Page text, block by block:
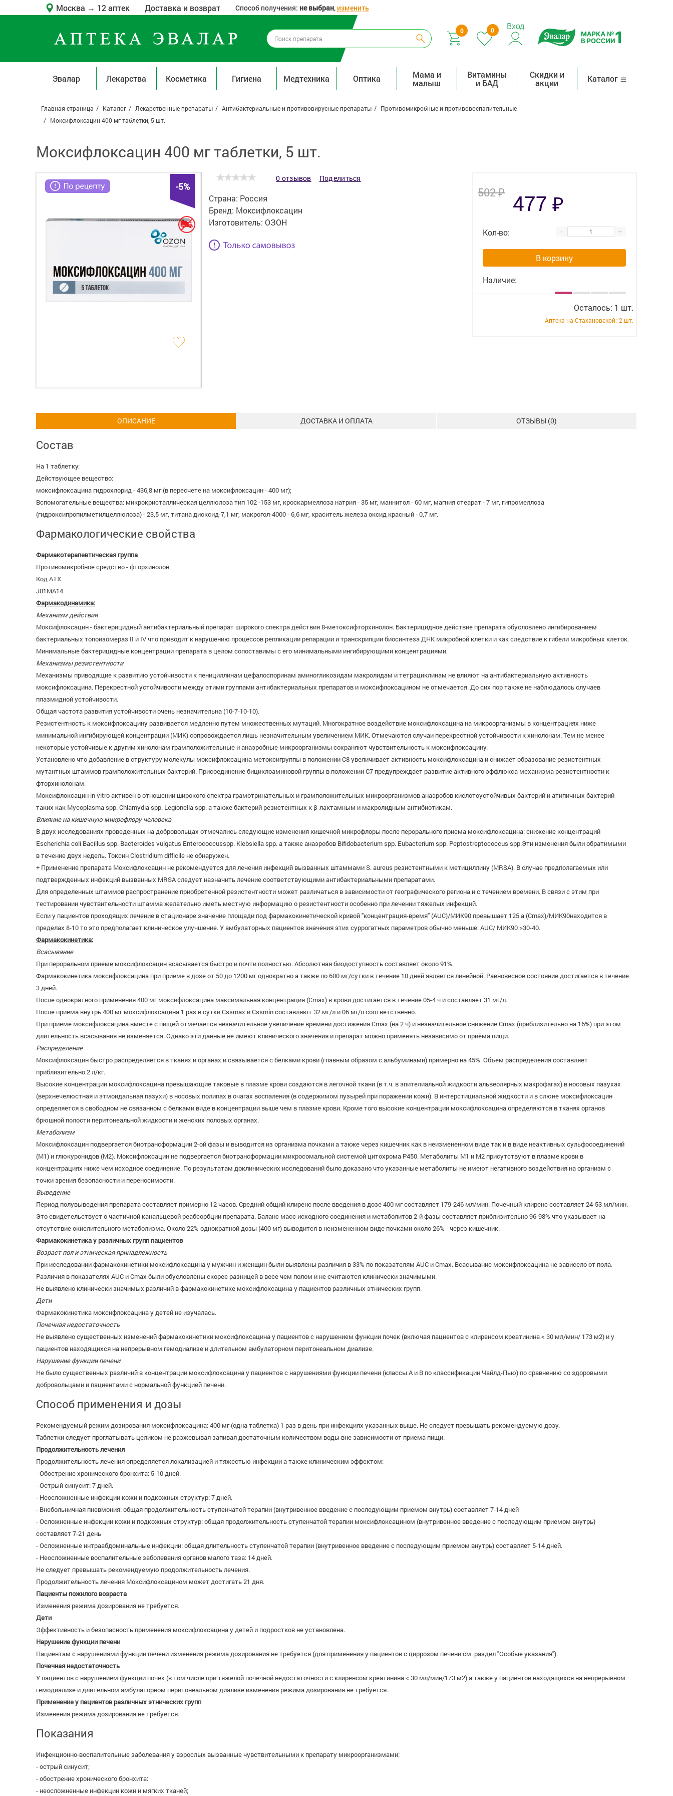
Москва → 12 аптек Доставка и возврат Способ получения: не выбран,изменить
0 0 Вход
Эвалар Лекарства Косметика Гигиена Медтехника Оптика
Мама и
малыш
Витамины
и БАД
Скидки и
акции
Каталог
Главная страница Каталог Лекарственные препараты Антибактериальные и противовирусные препараты
Противомикробные и противовоспалительные
Моксифлоксацин 400 мг таблетки, 5 шт.
Моксифлоксацин 400 мг таблетки, 5 шт.
-5%
0 отзывов Поделиться
Страна: Россия
Бренд: Моксифлоксацин
Изготовитель: ОЗОН
502₽ 477 ₽
Кол-во: - +
В корзину
Наличие:
Осталось: 1 шт.
Аптека на Стахановской: 2 шт.
ОПИСАНИЕ ДОСТАВКА И ОПЛАТА ОТЗЫВЫ (0)
Состав
На 1 таблетку:
Действующее вещество:
моксифлоксацина гидрохлорид - 436,8 мг (в пересчете на моксифлоксацин - 400 мг);
Вспомогательные вещества: микрокристаллическая целлюлоза тип 102 -153 мг, кроскармеллоза натрия - 35 мг, маннитол - 60 мг, магния стеарат - 7 мг, гипромеллоза
(гидроксипропилметилцеллюлоза) - 23,5 мг, титана диоксид-7,1 мг, макрогол-4000 - 6,6 мг, краситель железа оксид красный - 0,7 мг.
Фармакологические свойства
Фармакотерапевтическая группа
Противомикробное средство - фторхинолон
Код АТХ
J01MA14
Фармакодинамика:
Механизм действия
Моксифлоксацин - бактерицидный антибактериальный препарат широкого спектра действия 8-метоксифторхинолон. Бактерицидное действие препарата обусловлено ингибированием
бактериальных топоизомераз II и IV что приводит к нарушению процессов репликации репарации и транскрипции биосинтеза ДНК микробной клетки и как следствие к гибели микробных клеток.
Минимальные бактерицидные концентрации препарата в целом сопоставимы с его минимальными ингибирующими концентрациями.
Механизмы резистентности
Механизмы приводящие к развитию устойчивости к пенициллинам цефалоспоринам аминогликозидам макролидам и тетрациклинам не влияют на антибактериальную активность
моксифлоксацина. Перекрестной устойчивости между этими группами антибактериальных препаратов и моксифлоксацином не отмечается. До сих пор также не наблюдалось случаев
плазмидной устойчивости.
Общая частота развития устойчивости очень незначительна (10-7-10-10).
Резистентность к моксифлоксацину развивается медленно путем множественных мутаций. Многократное воздействие моксифлоксацина на микроорганизмы в концентрациях ниже
минимальной ингибирующей концентрации (МИК) сопровождается лишь незначительным увеличением МИК. Отмечаются случаи перекрестной устойчивости к хинолонам. Тем не менее
некоторые устойчивые к другим хинолонам грамположительные и анаэробные микроорганизмы сохраняют чувствительность к моксифлоксацину.
Установлено что добавление в структуру молекулы моксифлоксацина метоксигруппы в положении С8 увеличивает активность моксифлоксацина и снижает образование резистентных
мутантных штаммов грамположительных бактерий. Присоединение бициклоаминовой группы в положении С7 предупреждает развитие активного эффлюкса механизма резистентности к
фторхинолонам.
Моксифлоксацин in vitro активен в отношении широкого спектра грамотринательных и грамположительных микроорганизмов анаэробов кислотоустойчивых бактерий и атипичных бактерий
таких как Mycoplasma spp. Chlamydia spp. Legionella spp. а также бактерий резистентных к β-лактамным и макролидным антибиотикам.
Влияние на кишечную микрофлору человека
В двух исследованиях проведенных на добровольцах отмечались следующие изменения кишечной микрофлоры после перорального приема моксифлоксацина: снижение концентраций
Escherichia coli Bacillus spp. Bacteroides vulgatus Enterococcusspp. Klebsiella spp. а также анаэробов Bifidobacterium spp. Eubacterium spp. Peptostreptococcus spp.Эти изменения были обратимыми
в течение двух недель. Токсин Clostridium difficile не обнаружен.
+ Применение препарата Моксифлоксацин не рекомендуется для лечения инфекций вызванных штаммами S. aureus резистентными к метициллину (MRSA). В случае предполагаемых или
подтвержденных инфекций вызванных MRSA следует назначить лечение соответствующими антибактериальными препаратами.
Для определенных штаммов распространение приобретенной резистентности может различаться в зависимости от географического региона и с течением времени. В связи с этим при
тестировании чувствительности штамма желательно иметь местную информацию о резистентности особенно при лечении тяжелых инфекций.
Если у пациентов проходящих лечение в стационаре значение площади под фармакокинетической кривой "концентрация-время" (AUC)/MИK90 превышает 125 а (Сmах)/MИK90находится в
пределах 8-10 то это предполагает клиническое улучшение. У амбулаторных пациентов значения этих суррогатных параметров обычно меньше: AUC/ MИK90 >30-40.
Фармакокинетика:
Всасывание
При пероральном приеме моксифлоксацин всасывается быстро и почти полностью. Абсолютная биодоступность составляет около 91%.
Фармакокинетика моксифлоксацина при приеме в дозе от 50 до 1200 мг однократно а также по 600 мг/сутки в течение 10 дней является линейной. Равновесное состояние достигается в течение
3 дней.
После однократного применения 400 мг моксифлоксацина максимальная концентрация (Сmах) в крови достигается в течение 05-4 ч и составляет 31 мг/л.
После приема внутрь 400 мг моксифлоксацина 1 раз в сутки Cssmax и Cssmin составляют 32 мг/л и 06 мг/л соответственно.
При приеме моксифлоксацина вместе с пищей отмечается незначительное увеличение времени достижения Сmах (на 2 ч) и незначительное снижение Сmах (приблизительно на 16%) при этом
длительность всасывания не изменяется. Однако эти данные не имеют клинического значения и препарат можно применять независимо от приёма пищи.
Распределение
Моксифлоксацин быстро распределяется в тканях и органах и связывается с белками крови (главным образом с альбуминами) примерно на 45%. Объем распределения составляет
приблизительно 2 л/кг.
Высокие концентрации моксифлоксацина превышающие таковые в плазме крови создаются в легочной ткани (в т.ч. в эпителиальной жидкости альвеолярных макрофагах) в носовых пазухах
(верхнечелюстная и этмоидальная пазухи) в носовых полипах в очагах воспаления (в содержимом пузырей при поражении кожи). В интерстициальной жидкости и в слюне моксифлоксацин
определяется в свободном не связанном с белками виде в концентрации выше чем в плазме крови. Кроме того высокие концентрации моксифлоксацина определяются в тканях органов
брюшной полости перитонеальной жидкости и женских половых органах.
Метаболизм
Моксифлоксацин подвергается биотрансформации 2-ой фазы и выводится из организма почками а также через кишечник как в неизмененном виде так и в виде неактивных сульфосоединений
(M1) и глюкуронидов (М2). Моксифлоксацин не подвергается биотрансформации микросомальной системой цитохрома Р450. Метаболиты M1 и М2 присутствуют в плазме крови в
концентрациях ниже чем исходное соединение. По результатам доклинических исследований было доказано что указанные метаболиты не имеют негативного воздействия на организм с
точки зрения безопасности и переносимости.
Выведение
Период полувыведения препарата составляет примерно 12 часов. Средний общий клиренс после введения в дозе 400 мг составляет 179-246 мл/мин. Почечный клиренс составляет 24-53 мл/мин.
Это свидетельствует о частичной канальцевой реабсорбции препарата. Баланс масс исходного соединения и метаболитов 2-й фазы составляет приблизительно 96-98% что указывает на
отсутствие окислительного метаболизма. Около 22% однократной дозы (400 мг) выводится в неизмененном виде почками около 26% - через кишечник.
Фармакокинетика у различных групп пациентов
Возраст пол и этническая принадлежность
При исследовании фармакокинетики моксифлоксацина у мужчин и женщин были выявлены различия в 33% по показателям AUC и Сmах. Всасывание моксифлоксацина не зависело от пола.
Различия в показателях AUC и Сmах были обусловлены скорее разницей в весе чем полом и не считаются клинически значимыми.
Не выявлено клинически значимых различий в фармакокинетике моксифлоксацина у пациентов различных этнических групп.
Дети
Фармакокинетика моксифлоксацина у детей не изучалась.
Почечная недостаточность
Не выявлено существенных изменений фармакокинетики моксифлоксацина у пациентов с нарушением функции почек (включая пациентов с клиренсом креатинина < 30 мл/мин/ 173 м2) и у
пациентов находящихся на непрерывном гемодиализе и длительном амбулаторном перитонеальном диализе.
Нарушение функции печени
Не было существенных различий в концентрации моксифлоксацина у пациентов с нарушениями функции печени (классы А и В по классификации Чайлд-Пью) по сравнению со здоровыми
добровольцами и пациентами с нормальной функцией печени.
Способ применения и дозы
Рекомендуемый режим дозирования моксифлоксацина: 400 мг (одна таблетка) 1 раз в день при инфекциях указанных выше. Не следует превышать рекомендуемую дозу.
Таблетки следует проглатывать целиком не разжевывая запивая достаточным количеством воды вне зависимости от приема пищи.
Продолжительность лечения
Продолжительность лечения определяется локализацией и тяжестью инфекции а также клиническим эффектом:
- Обострение хронического бронхита: 5-10 дней.
- Острый синусит: 7 дней.
- Неосложненные инфекции кожи и подкожных структур: 7 дней.
- Внебольничная пневмония: общая продолжительность ступенчатой терапии (внутри­венное введение с последующим приемом внутрь) составляет 7-14 дней
- Осложненные инфекции кожи и подкожных структур: общая продолжительность ступенчатой терапии моксифлоксацином (внутривенное введение с последующим приемом внутрь)
составляет 7-21 день
- Осложненные интраабдоминальные инфекции: общая длительность ступенчатой терапии (внутривенное введение с последующим приемом внутрь) составляет 5-14 дней.
- Неосложненные воспалительные заболевания органов малого таза: 14 дней.
Не следует превышать рекомендуемую продолжительность лечения.
Продолжительность лечения Моксифлоксацином может достигать 21 дня.
Пациенты пожилого возраста
Изменения режима дозирования не требуется.
Дети
Эффективность и безопасность применения моксифлоксацина у детей и подростков не установлена.
Нарушение функции печени
Пациентам с нарушениями функции печени изменения режима дозирования не требуется (для применения у пациентов с циррозом печени см. раздел "Особые указания").
Почечная недостаточность
У пациентов с нарушением функции почек (в том числе при тяжелой почечной недостаточности с клиренсом креатинина < 30 мл/мин/173 м2) а также у пациентов находящихся на непрерывном
гемодиализе и длительном амбулаторном перитонеальном диализе изменения режима дозирования не требуется.
Применение у пациентов различных этнических групп
Изменения режима дозирования не требуется.
Показания
Инфекционно-воспалительные заболевания у взрослых вызванные чувствительными к препарату микроорганизмами:
- острый синусит;
- обострение хронического бронхита:
- неосложненные инфекции кожи и мягких тканей;